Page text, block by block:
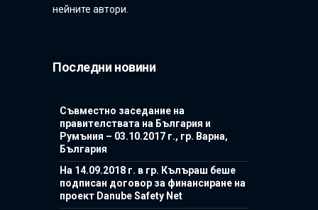
нейните автори.
Последни новини
Съвместно заседание на
правителствата на България и
Румъния – 03.10.2017 г., гр. Варна,
България
На 14.09.2018 г. в гр. Кълъраш беше
подписан договор за финансиране на
проект Danube Safety Net